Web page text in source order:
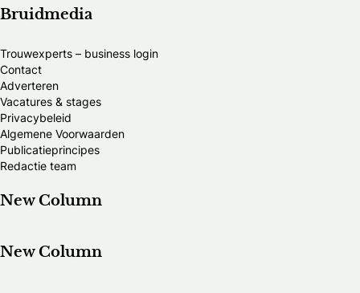
Bruidmedia
Trouwexperts – business login
Contact
Adverteren
Vacatures & stages
Privacybeleid
Algemene Voorwaarden
Publicatieprincipes
Redactie team
New Column
New Column